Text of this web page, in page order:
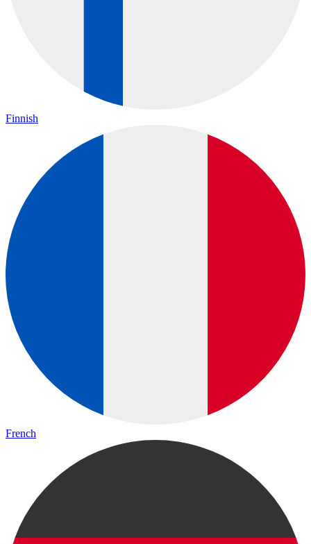
Finnish
French